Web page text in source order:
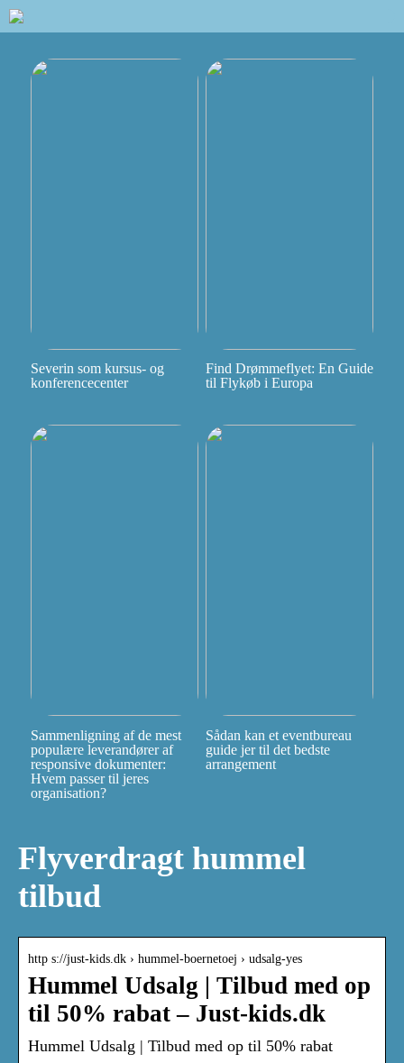
Severin som kursus- og
konferencecenter
Find Drømmeflyet: En Guide
til Flykøb i Europa
Sammenligning af de mest
populære leverandører af
responsive dokumenter:
Hvem passer til jeres
organisation?
Sådan kan et eventbureau
guide jer til det bedste
arrangement
Flyverdragt hummel
tilbud
http s://just-kids.dk › hummel-boernetoej › udsalg-yes
Hummel Udsalg | Tilbud med op
til 50% rabat – Just-kids.dk
Hummel Udsalg | Tilbud med op til 50% rabat